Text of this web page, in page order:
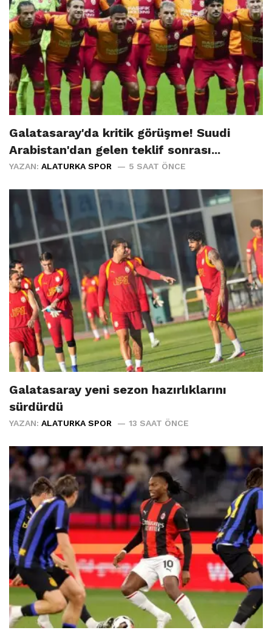
Galatasaray'da kritik görüşme! Suudi
Arabistan'dan gelen teklif sonrası...
YAZAN: ALATURKA SPOR 5 SAAT ÖNCE
Galatasaray yeni sezon hazırlıklarını
sürdürdü
YAZAN: ALATURKA SPOR 13 SAAT ÖNCE